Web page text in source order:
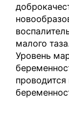
малого
Уровень